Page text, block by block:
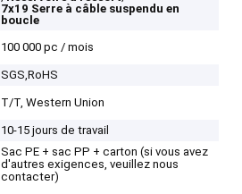
7x19 Serre à câble suspendu en
boucle
100 000 pc / mois
SGS,RoHS
T/T, Western Union
10-15 jours de travail
Sac PE + sac PP + carton (si vous avez
d'autres exigences, veuillez nous
contacter)